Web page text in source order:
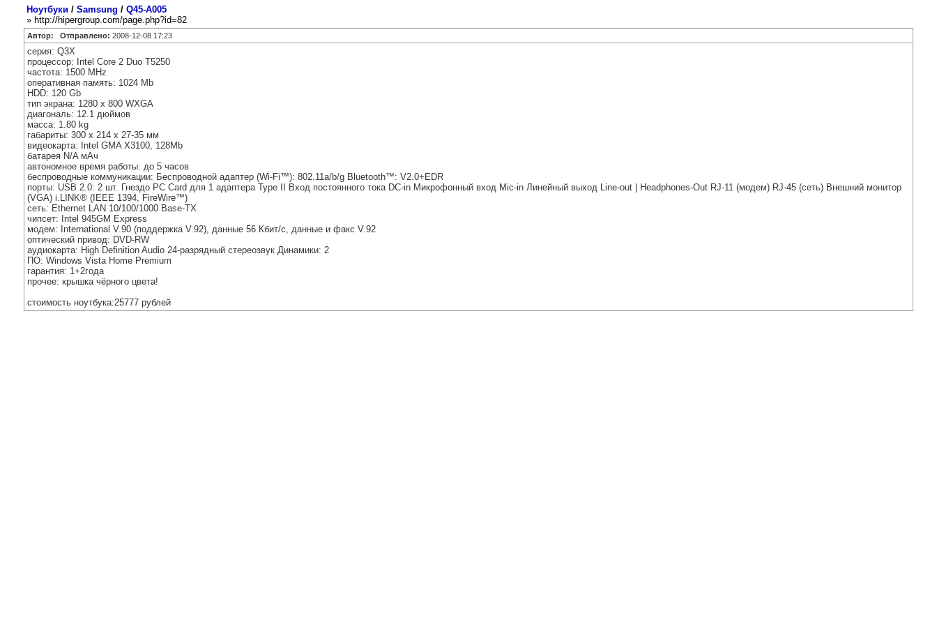
Ноутбуки / Samsung / Q45-A005
» http://hipergroup.com/page.php?id=82
Автор: Отправлено: 2008-12-08 17:23
серия: Q3X
процессор: Intel Core 2 Duo T5250
частота: 1500 MHz
оперативная память: 1024 Mb
HDD: 120 Gb
тип экрана: 1280 x 800 WXGA
диагональ: 12.1 дюймов
масса: 1.80 kg
габариты: 300 x 214 x 27-35 мм
видеокарта: Intel GMA X3100, 128Mb
батарея N/A мАч
автономное время работы: до 5 часов
беспроводные коммуникации: Беспроводной адаптер (Wi-Fi™): 802.11a/b/g Bluetooth™: V2.0+EDR
порты: USB 2.0: 2 шт. Гнездо PC Card для 1 адаптера Type II Вход постоянного тока DC-in Микрофонный вход Mic-in Линейный выход Line-out | Headphones-Out RJ-11 (модем) RJ-45 (сеть) Внешний монитор
(VGA) i.LINK® (IEEE 1394, FireWire™)
сеть: Ethernet LAN 10/100/1000 Base-TX
чипсет: Intel 945GM Express
модем: International V.90 (поддержка V.92), данные 56 Кбит/с, данные и факс V.92
оптический привод: DVD-RW
аудиокарта: High Definition Audio 24-разрядный стереозвук Динамики: 2
ПО: Windows Vista Home Premium
гарантия: 1+2года
прочее: крышка чёрного цвета!
стоимость ноутбука:25777 рублей